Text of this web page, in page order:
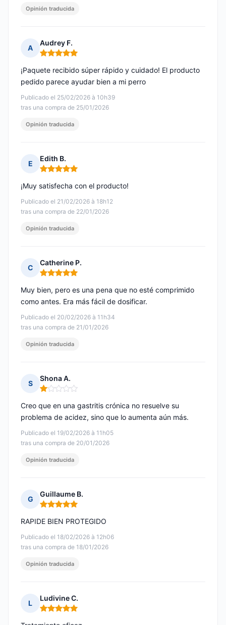
Opinión traducida
A
Audrey F.
Nota: 5 de 5
Publicado el 25/02/2026 à 10h39
tras una compra de 25/01/2026
¡Paquete recibido súper rápido y cuidado! El producto
pedido parece ayudar bien a mi perro
Opinión traducida
E
Edith B.
Nota: 5 de 5
Publicado el 21/02/2026 à 18h12
tras una compra de 22/01/2026
¡Muy satisfecha con el producto!
Opinión traducida
C
Catherine P.
Nota: 5 de 5
Publicado el 20/02/2026 à 11h34
tras una compra de 21/01/2026
Muy bien, pero es una pena que no esté comprimido
como antes. Era más fácil de dosificar.
Opinión traducida
S
Shona A.
Nota: 1 de 5
Publicado el 19/02/2026 à 11h05
tras una compra de 20/01/2026
Creo que en una gastritis crónica no resuelve su
problema de acidez, sino que lo aumenta aún más.
Opinión traducida
G
Guillaume B.
Nota: 5 de 5
Publicado el 18/02/2026 à 12h06
tras una compra de 18/01/2026
RAPIDE BIEN PROTEGIDO
Opinión traducida
L
Ludivine C.
Nota: 5 de 5